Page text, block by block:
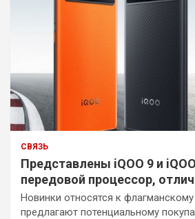
СВЯЗЬ
Представлены iQOO 9 и
передовой процессор,
Новинки относятся к флагманскому
предлагают потенциальному